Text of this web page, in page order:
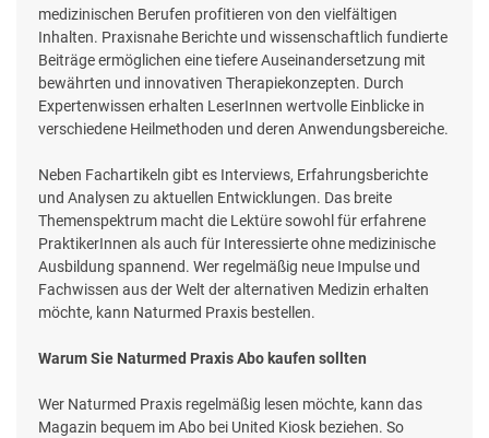
medizinischen Berufen profitieren von den vielfältigen
Inhalten. Praxisnahe Berichte und wissenschaftlich fundierte
Beiträge ermöglichen eine tiefere Auseinandersetzung mit
bewährten und innovativen Therapiekonzepten. Durch
Expertenwissen erhalten LeserInnen wertvolle Einblicke in
verschiedene Heilmethoden und deren Anwendungsbereiche.
Neben Fachartikeln gibt es Interviews, Erfahrungsberichte
und Analysen zu aktuellen Entwicklungen. Das breite
Themenspektrum macht die Lektüre sowohl für erfahrene
PraktikerInnen als auch für Interessierte ohne medizinische
Ausbildung spannend. Wer regelmäßig neue Impulse und
Fachwissen aus der Welt der alternativen Medizin erhalten
möchte, kann Naturmed Praxis bestellen.
Warum Sie Naturmed Praxis Abo kaufen sollten
Wer Naturmed Praxis regelmäßig lesen möchte, kann das
Magazin bequem im Abo bei United Kiosk beziehen. So